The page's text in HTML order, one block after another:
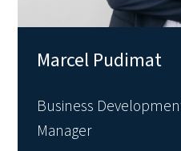
Marcel Pudimat
Business
Manager